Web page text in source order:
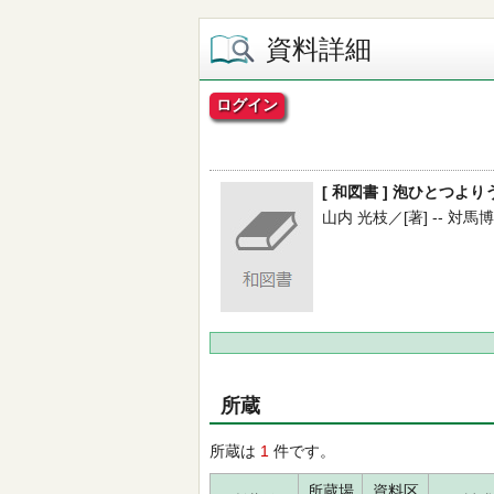
資料詳細
ログイン
[ 和図書 ] 泡ひとつより
山内 光枝／[著] -- 対馬
所蔵
所蔵は 1 件です。